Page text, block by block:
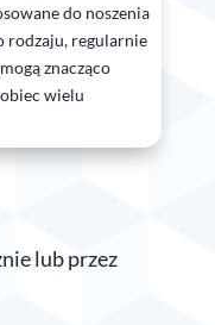
do noszenia
rodzaju, regularnie
znacząco
wielu
lub przez